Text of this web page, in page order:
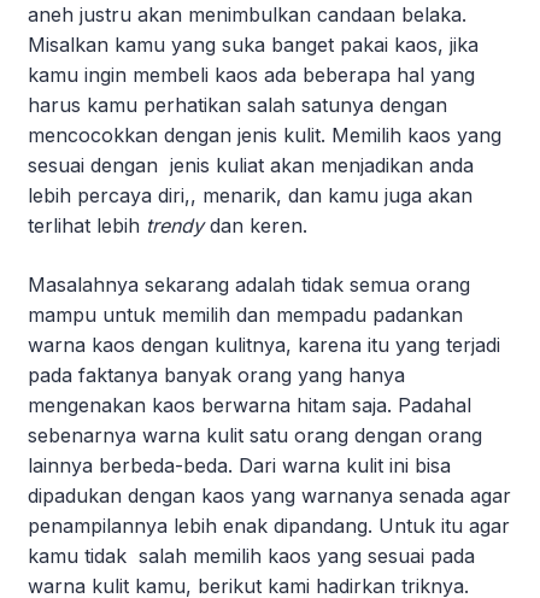
aneh justru akan menimbulkan candaan belaka.
Misalkan kamu yang suka banget pakai kaos, jika
kamu ingin membeli kaos ada beberapa hal yang
harus kamu perhatikan salah satunya dengan
mencocokkan dengan jenis kulit. Memilih kaos yang
sesuai dengan jenis kuliat akan menjadikan anda
lebih percaya diri,, menarik, dan kamu juga akan
terlihat lebih trendydan keren.
Masalahnya sekarang adalah tidak semua orang
mampu untuk memilih dan mempadu padankan
warna kaos dengan kulitnya, karena itu yang terjadi
pada faktanya banyak orang yang hanya
mengenakan kaos berwarna hitam saja. Padahal
sebenarnya warna kulit satu orang dengan orang
lainnya berbeda-beda. Dari warna kulit ini bisa
dipadukan dengan kaos yang warnanya senada agar
penampilannya lebih enak dipandang. Untuk itu agar
kamu tidak salah memilih kaos yang sesuai pada
warna kulit kamu, berikut kami hadirkan triknya.